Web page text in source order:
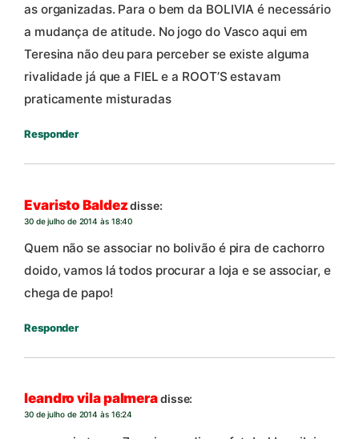
as organizadas. Para o bem da BOLIVIA é necessário
a mudança de atitude. No jogo do Vasco aqui em
Teresina não deu para perceber se existe alguma
rivalidade já que a FIEL e a ROOT’S estavam
praticamente misturadas
Responder
Evaristo Baldez disse:
30 de julho de 2014 às 18:40
Quem não se associar no bolivão é pira de cachorro
doido, vamos lá todos procurar a loja e se associar, e
chega de papo!
Responder
leandro vila palmeradisse:
30 de julho de 2014 às 16:24